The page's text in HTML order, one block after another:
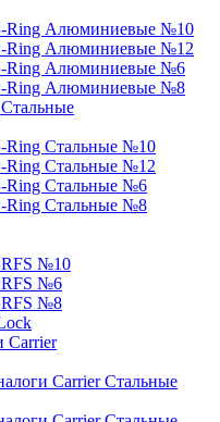
Ring Алюминиевые №10
Ring Алюминиевые №12
Ring Алюминиевые №6
Ring Алюминиевые №8
Ring Стальные №10
Ring Стальные №12
Ring Стальные №6
Ring Стальные №8
№10
№6
№8
Carrier
Carrier Стальные